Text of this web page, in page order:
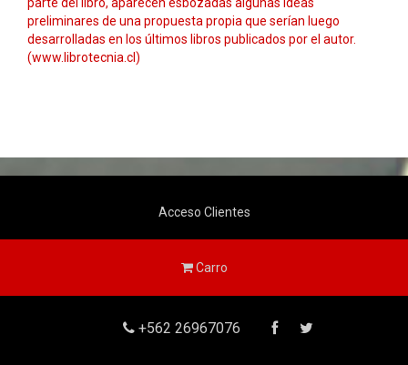
preliminares de una propuesta propia que serían luego
desarrolladas en los últimos libros publicados por el autor.
(www.librotecnia.cl)
Acceso Clientes
Carro
+562 26967076